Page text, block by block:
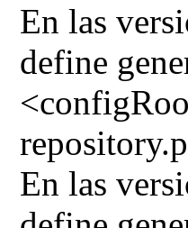
En las
define
En las